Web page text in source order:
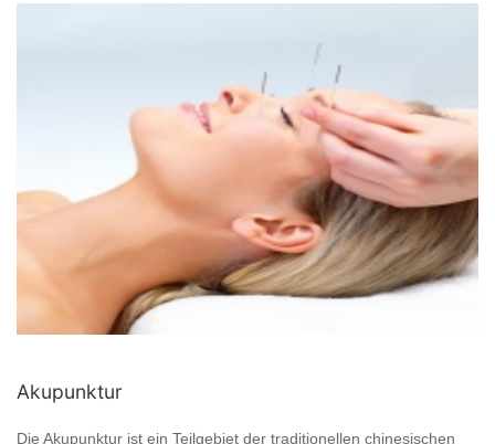
Akupunktur
Die Akupunktur ist ein Teilgebiet der traditionellen chinesischen